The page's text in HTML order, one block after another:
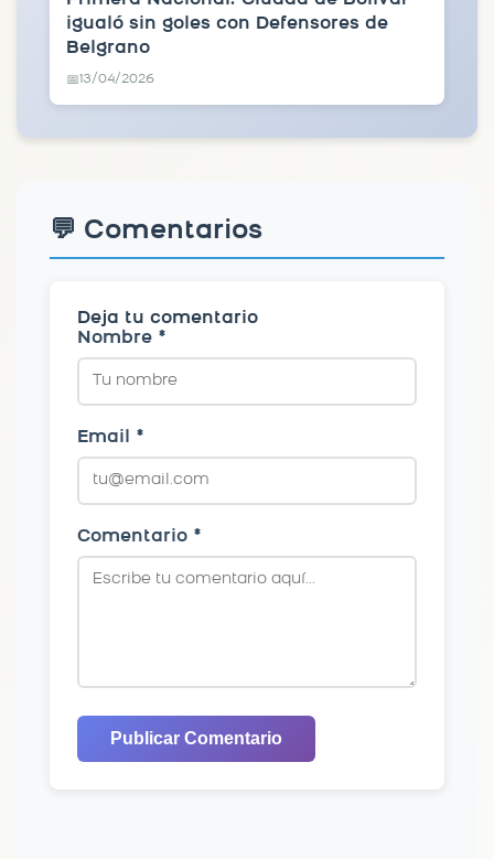
igualó sin goles con Defensores de
Belgrano
📅13/04/2026
💬 Comentarios
Deja tu comentario
Nombre *
Email *
Comentario *
Publicar Comentario